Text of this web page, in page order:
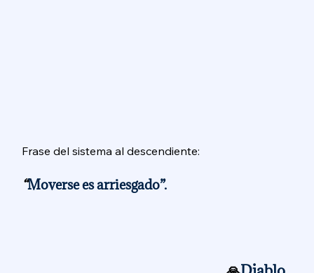
Frase del sistema al descendiente:
“Moverse es arriesgado”.